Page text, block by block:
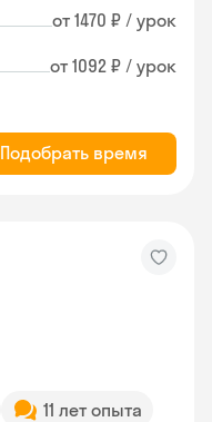
от 1470 ₽ / урок
от 1092 ₽ / урок
Подобрать время
11 лет опыта